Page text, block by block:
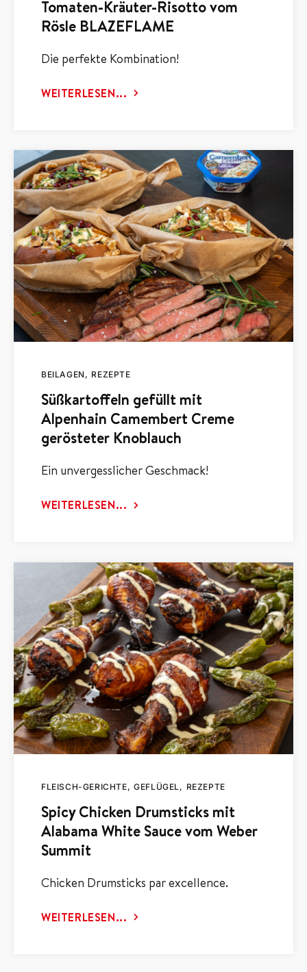
Tomaten-Kräuter-Risotto vom
Rösle BLAZEFLAME
Die perfekte Kombination!
WEITERLESEN...
BEILAGEN REZEPTE
Süßkartoffeln gefüllt mit
Alpenhain Camembert Creme
gerösteter Knoblauch
Ein unvergesslicher Geschmack!
WEITERLESEN...
FLEISCH-GERICHTE GEFLÜGEL REZEPTE
Spicy Chicken Drumsticks mit
Alabama White Sauce vom Weber
Summit
Chicken Drumsticks par excellence.
WEITERLESEN...